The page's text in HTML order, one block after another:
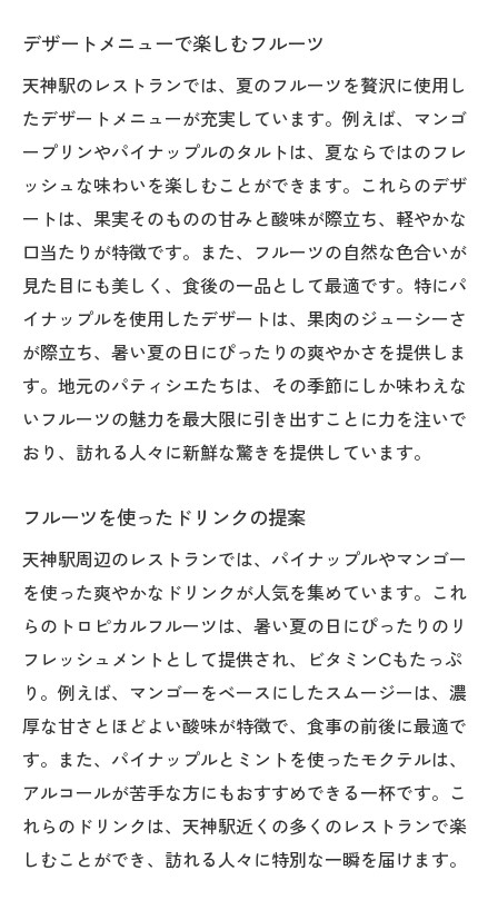
デザートメニューで楽しむフルーツ
天神駅のレストランでは、夏のフルーツを贅沢に使用し
たデザートメニューが充実しています。例えば、マンゴ
ープリンやパイナップルのタルトは、夏ならではのフレ
ッシュな味わいを楽しむことができます。これらのデザ
ートは、果実そのものの甘みと酸味が際立ち、軽やかな
口当たりが特徴です。また、フルーツの自然な色合いが
見た目にも美しく、食後の一品として最適です。特にパ
イナップルを使用したデザートは、果肉のジューシーさ
が際立ち、暑い夏の日にぴったりの爽やかさを提供しま
す。地元のパティシエたちは、その季節にしか味わえな
いフルーツの魅力を最大限に引き出すことに力を注いで
おり、訪れる人々に新鮮な驚きを提供しています。
フルーツを使ったドリンクの提案
天神駅周辺のレストランでは、パイナップルやマンゴー
を使った爽やかなドリンクが人気を集めています。これ
らのトロピカルフルーツは、暑い夏の日にぴったりのリ
フレッシュメントとして提供され、ビタミンCもたっぷ
り。例えば、マンゴーをベースにしたスムージーは、濃
厚な甘さとほどよい酸味が特徴で、食事の前後に最適で
す。また、パイナップルとミントを使ったモクテルは、
アルコールが苦手な方にもおすすめできる一杯です。こ
れらのドリンクは、天神駅近くの多くのレストランで楽
しむことができ、訪れる人々に特別な一瞬を届けます。